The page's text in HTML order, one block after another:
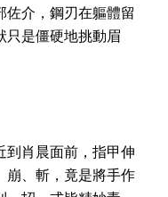
介，鋼刃在軀體留
只是僵硬地挑動眉
到肖晨面前，指甲伸
崩、斬，竟是將手作